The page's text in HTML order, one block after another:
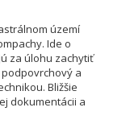
území
Ide o
za úlohu zachytiť
a
Bližšie
dokumentácii a